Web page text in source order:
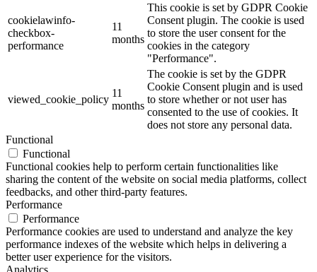
cookielawinfo-
checkbox-
performance
11
months
This cookie is set by GDPR Cookie
Consent plugin. The cookie is used
to store the user consent for the
cookies in the category
"Performance".
viewed_cookie_policy
11
months
The cookie is set by the GDPR
Cookie Consent plugin and is used
to store whether or not user has
consented to the use of cookies. It
does not store any personal data.
Functional
Functional
Functional cookies help to perform certain functionalities like
sharing the content of the website on social media platforms, collect
feedbacks, and other third-party features.
Performance
Performance
Performance cookies are used to understand and analyze the key
performance indexes of the website which helps in delivering a
better user experience for the visitors.
Analytics